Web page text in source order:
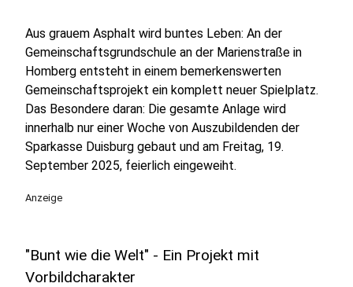
Aus grauem Asphalt wird buntes Leben: An der
Gemeinschaftsgrundschule an der Marienstraße in
Homberg entsteht in einem bemerkenswerten
Gemeinschaftsprojekt ein komplett neuer Spielplatz.
Das Besondere daran: Die gesamte Anlage wird
innerhalb nur einer Woche von Auszubildenden der
Sparkasse Duisburg gebaut und am Freitag, 19.
September 2025, feierlich eingeweiht.
Anzeige
"Bunt wie die Welt" - Ein Projekt mit
Vorbildcharakter